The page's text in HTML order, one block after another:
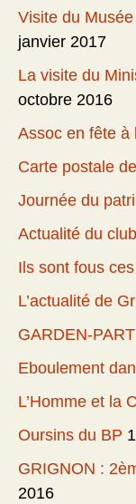
Visite du
janvier 2017
La visite du
octobre 2016
Assoc en fête à
Carte postale
Journée du
Actualité du
Ils sont fous
L’actualité de
GARDEN-
Eboulement
L’Homme et la
Oursins du BP
GRIGNON :
2016